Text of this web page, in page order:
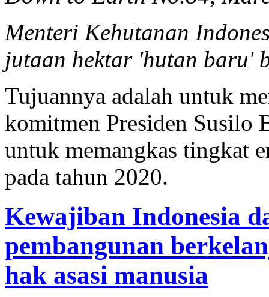
Menteri Kehutanan
jutaan hektar 'hutan baru'
Tujuannya adalah untuk
komitmen Presiden Susilo
untuk memangkas tingkat
pada tahun 2020.
Kewajiban Indonesia
pembangunan
hak asasi manusia